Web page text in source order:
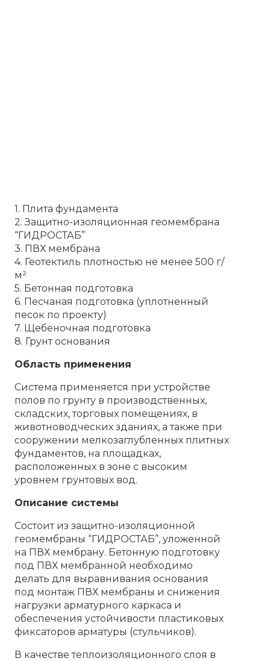
1. Плита фундамента
2. Защитно-изоляционная геомембрана
“ГИДРОСТАБ”
3. ПВХ мембрана
4. Геотектиль плотностью не менее 500 г/
м²
5. Бетонная подготовка
6. Песчаная подготовка (уплотненный
песок по проекту)
7. Щебеночная подготовка
8. Грунт основания
Область применения
Система применяется при устройстве
полов по грунту в производственных,
складских, торговых помещениях, в
животноводческих зданиях, а также при
сооружении мелкозаглубленных плитных
фундаментов, на площадках,
расположенных в зоне с высоким
уровнем грунтовых вод.
Описание системы
Состоит из защитно-изоляционной
геомембраны “ГИДРОСТАБ”, уложенной
на ПВХ мембрану. Бетонную подготовку
под ПВХ мембранной необходимо
делать для выравнивания основания
под монтаж ПВХ мембраны и снижения
нагрузки арматурного каркаса и
обеспечения устойчивости пластиковых
фиксаторов арматуры (стульчиков).
В качестве теплоизоляционного слоя в